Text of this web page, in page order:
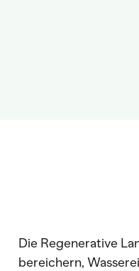
Die Regenerative
bereichern,